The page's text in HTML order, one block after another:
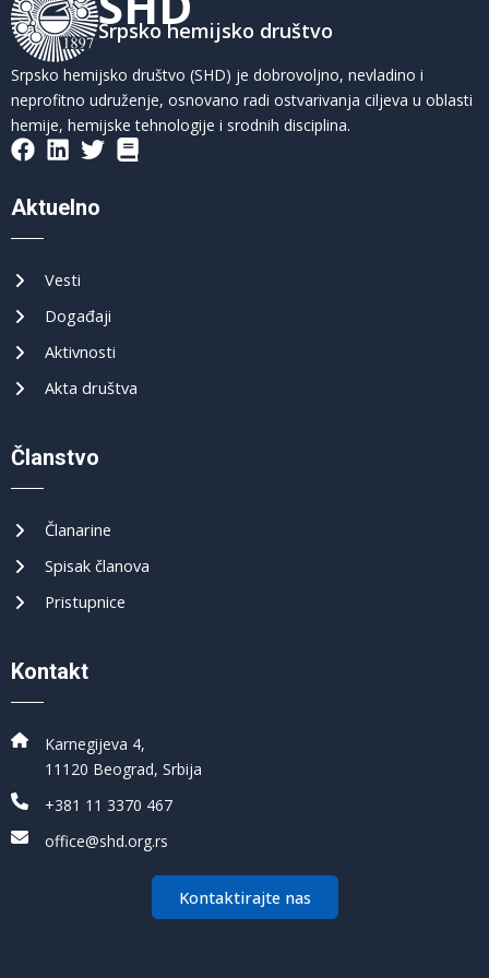
Srpsko hemijsko društvo
Srpsko hemijsko društvo (SHD) je dobrovoljno, nevladino i
neprofitno udruženje, osnovano radi ostvarivanja ciljeva u oblasti
hemije, hemijske tehnologije i srodnih disciplina.
Aktuelno
Vesti
Događaji
Aktivnosti
Akta društva
Članstvo
Članarine
Spisak članova
Pristupnice
Kontakt
Karnegijeva 4,
11120 Beograd, Srbija
+381 11 3370 467
office@shd.org.rs
Kontaktirajte nas